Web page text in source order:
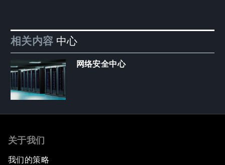
相关内容 中心
网络安全中心
关于我们
我们的策略